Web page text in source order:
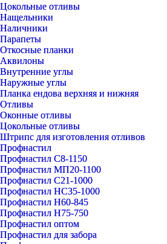
Цокольные отливы
Нащельники
Наличники
Парапеты
Откосные планки
Аквилоны
Внутренние углы
Наружные углы
Планка ендова верхняя и нижняя
Отливы
Оконные отливы
Цокольные отливы
Штрипс для изготовления отливов
Профнастил
Профнастил С8-1150
Профнастил МП20-1100
Профнастил С21-1000
Профнастил НС35-1000
Профнастил Н60-845
Профнастил Н75-750
Профнастил оптом
Профнастил для забора